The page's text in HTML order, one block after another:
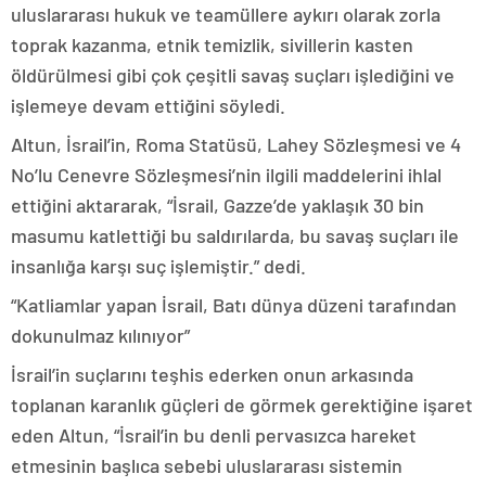
uluslararası hukuk ve teamüllere aykırı olarak zorla
toprak kazanma, etnik temizlik, sivillerin kasten
öldürülmesi gibi çok çeşitli savaş suçları işlediğini ve
işlemeye devam ettiğini söyledi.
Altun, İsrail’in, Roma Statüsü, Lahey Sözleşmesi ve 4
No’lu Cenevre Sözleşmesi’nin ilgili maddelerini ihlal
ettiğini aktararak, “İsrail, Gazze’de yaklaşık 30 bin
masumu katlettiği bu saldırılarda, bu savaş suçları ile
insanlığa karşı suç işlemiştir.” dedi.
“Katliamlar yapan İsrail, Batı dünya düzeni tarafından
dokunulmaz kılınıyor”
İsrail’in suçlarını teşhis ederken onun arkasında
toplanan karanlık güçleri de görmek gerektiğine işaret
eden Altun, “İsrail’in bu denli pervasızca hareket
etmesinin başlıca sebebi uluslararası sistemin